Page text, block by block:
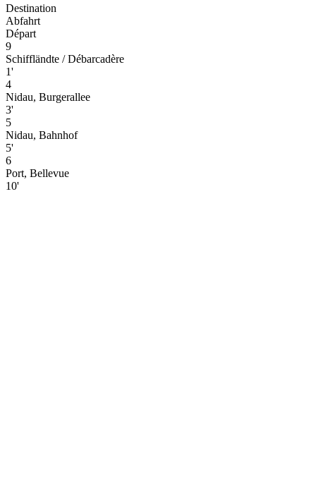
Destination
Abfahrt
Départ
9
Schiffländte / Débarcadère
1'
4
Nidau, Burgerallee
3'
5
Nidau, Bahnhof
5'
6
Port, Bellevue
10'